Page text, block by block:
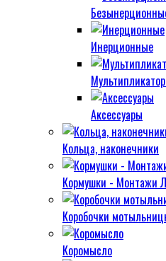
Инерционные
Аксессуары
Кольца, наконечники
Кормушки - Монтажи
Коробочки
Коромысло